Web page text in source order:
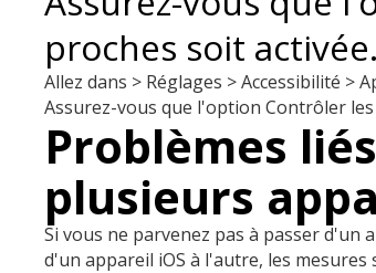
proches soit activée.
Allez dans > Réglages > Accessibilité >
Assurez-vous que l'option Contrôler
Problèmes
plusieurs
Si vous ne parvenez pas à passer
d'un appareil iOS à l'autre, les